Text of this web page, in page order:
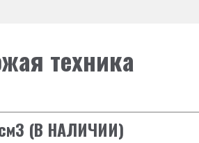
Колеса (материал)
Тормоза передние/
техника
см3 (В НАЛИЧИИ)